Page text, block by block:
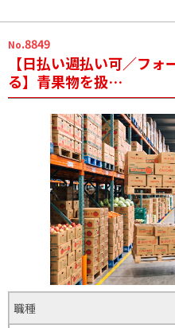
No.8849
【日払い週払い可／フ
る】青果物を扱…
職種